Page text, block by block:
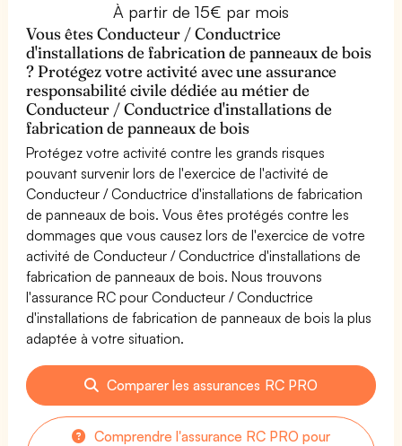
À partir de 15€ par mois
Vous êtes Conducteur / Conductrice
d'installations de fabrication de panneaux de bois
? Protégez votre activité avec une assurance
responsabilité civile dédiée au métier de
Conducteur / Conductrice d'installations de
fabrication de panneaux de bois
Protégez votre activité contre les grands risques
pouvant survenir lors de l'exercice de l'activité de
Conducteur / Conductrice d'installations de fabrication
de panneaux de bois. Vous êtes protégés contre les
dommages que vous causez lors de l'exercice de votre
activité de Conducteur / Conductrice d'installations de
fabrication de panneaux de bois. Nous trouvons
l'assurance RC pour Conducteur / Conductrice
d'installations de fabrication de panneaux de bois la plus
adaptée à votre situation.
Comparer les assurances RC PRO
Comprendre l'assurance RC PRO pour